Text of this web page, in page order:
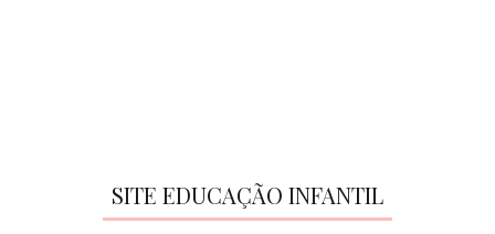
SITE EDUCAÇÃO INFANTIL